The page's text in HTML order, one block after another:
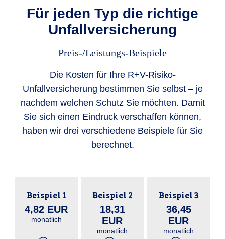
Für jeden Typ die richtige
Unfallversicherung
Preis-/Leistungs-Beispiele
Die Kosten für Ihre R+V-Risiko-
Unfallversicherung bestimmen Sie selbst – je
nachdem welchen Schutz Sie möchten. Damit
Sie sich einen Eindruck verschaffen können,
haben wir drei verschiedene Beispiele für Sie
berechnet.
Beispiel 1
4,82 EUR
monatlich
Beispiel 2
18,31
EUR
monatlich
Beispiel 3
36,45
EUR
monatlich